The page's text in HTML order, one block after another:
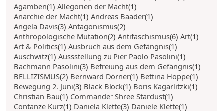
Agamben(1) Allegorien der Macht(1)
Anarchie der Macht(1) Andreas Baader(1)
Angela Davis(3) Antagonismus(2)
Anthropologische Mutation(2) Antifaschismus(6) Art(1)
Art & Politics(1) Ausbruch aus dem Gefängnis(1)
Auschwitz(1) Aussstellung zu Pier Paolo Pasolini(1)
Bachmann Pasolini(3) Befreiung aus dem Gefängnis(1)
BELLIZISMUS(2) Bernward Dörner(1) Bettina Hoppe(1)
Bewegung 2. Juni(3) Black Block(1) Boris Kagarlitzki(1)
Christian Bau(1) Commander Shree Stardust(1)
Contanze Kurz(1) Daniela Klette(3) Daniele Klette(1)